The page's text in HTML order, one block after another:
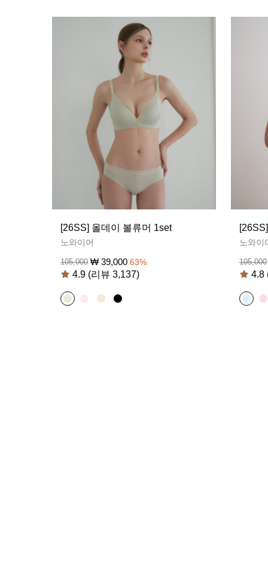
[26SS] 올데이 볼류머 1set
노와이어
105,000 ₩ 39,000 63%
4.9 (리뷰 3,137)
노와이
105,000
4.8